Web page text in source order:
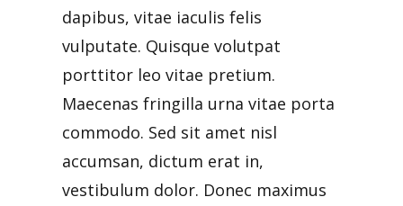
dapibus, vitae iaculis felis
vulputate. Quisque volutpat
porttitor leo vitae pretium.
Maecenas fringilla urna vitae porta
commodo. Sed sit amet nisl
accumsan, dictum erat in,
vestibulum dolor. Donec maximus